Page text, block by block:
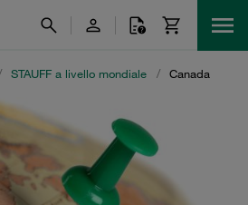
STAUFF a livello mondiale / Canada